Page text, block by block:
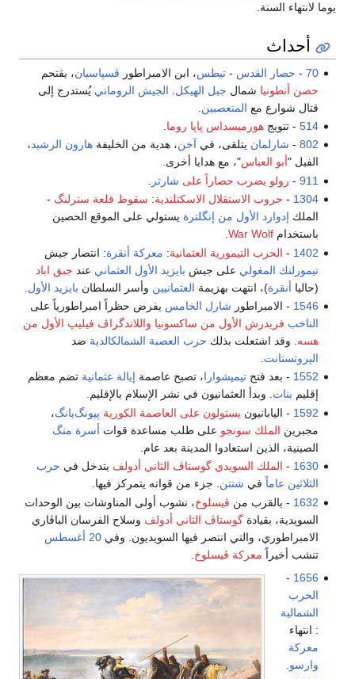
يوما لانتهاء السنة.
أحداث
70
- حصار القدس -تيطس، ابن الامبراطور ڤسپاسيان، يقتحم
حصن أنطونيا شمال جبل الهيكل الجيش الروماني يُستدرج إلى
قتال شوارع مع المتعصبين
514 - تتويجهورميسداس پاپا روما
802
- شارلمان يتلقى، في آخن، هدية من الخليفةهارون الرشيد،
الفيل "أبو العباس"، مع هدايا أخرى.
911
- رولو يضرب حصاراً على شارتر
1304
- حروب الاستقلال الاسكتلندية: سقوط قلعة سترلنگ -
الملك إدوارد الأول من إنگلترة يستولي على الموقع الحصين
باستخدامWar Wolf
1402
- الحرب التيمورية العثمانية: معركة أنقرة: انتصار جيش
تيمورلنك المغولي على جيش بايزيد الأول العثماني عند جبق اباد
(حاليا أنقرة)، انتهت بهزيمة العثمانيين وأسر السلطان بايزيد الأول
1546 - الامبراطور شارل الخامس يفرض حظراً امبراطورياً على
الناخب فريدرش الأول من ساكسونيا واللاندگراڤ فيليپ الأول من
هسه . وقد اشتعلت بذلك حرب العصبة الشمالكالدية ضد
الپروتستانت
1552 - بعد فتحتيميشوارا، تصبح عاصمة إيالة عثمانية تضم معظم
إقليم بنات. وبدأ العثمانيون في نشر الإسلام بالإقليم.
1592 - اليابانيون يستولون على العاصمة الكورية پيونگ‌يانگ،
مجبرين الملك سونجو على طلب مساعدة قوات أسرة منگ
الصينية، الذين استعادوا المدينة بعد عام.
1630
- الملك السويدي گوستاڤ الثاني أدولف يتدخل في حرب
الثلاثين عاماً في شتتن . جزء من قواته يتمركز فيها.
1632 - بالقرب من ڤيسلوخ، نشوب أولى المناوشات بين الوحدات
السويدية، بقيادةگوستاڤ الثاني أدولف وسلاح الفرسان الباڤاري
الامبراطوري، والتي انتصر فيها السويديون. وفي20 أغسطس
تنشب أخيراً معركة ڤيسلوخ
1656
-
الحرب
الشمالية
: انتهاء
معركة
وارسو